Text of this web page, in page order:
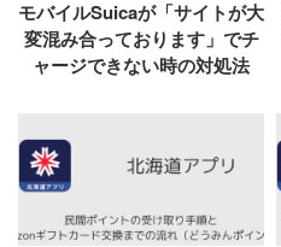
モバイルSuicaが「サイトが大
変混み合っております」でチ
ャージできない時の対処法